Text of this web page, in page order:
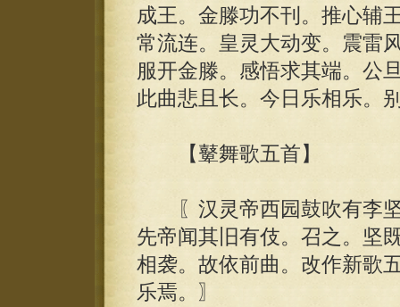
成王。金滕功不刊。推心辅
常流连。皇灵大动变。震雷
服开金滕。感悟求其端。公
此曲悲且长。今日乐相乐。
【鼙舞歌五首】
〖汉灵帝西园鼓吹有李坚
先帝闻其旧有伎。召之。坚
相袭。故依前曲。改作新歌
乐焉。〗